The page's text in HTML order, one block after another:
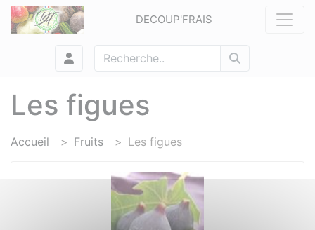
DECOUP'FRAIS
Les figues
Accueil Fruits Les figues
Panneau de gestion des cookies